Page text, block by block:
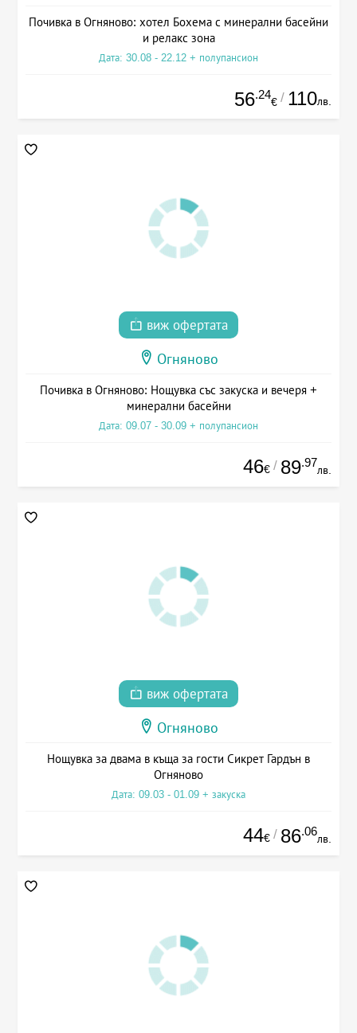
Почивка в Огняново: хотел Бохема с минерални басейни
и релакс зона
Дата: 30.08 - 22.12 + полупансион
56.24
€ / 110лв.
виж офертата
Огняново
Почивка в Огняново: Нощувка със закуска и вечеря +
минерални басейни
Дата: 09.07 - 30.09 + полупансион
46€ / 89.97
лв.
виж офертата
Огняново
Нощувка за двама в къща за гости Сикрет Гардън в
Огняново
Дата: 09.03 - 01.09 + закуска
44€ / 86.06
лв.